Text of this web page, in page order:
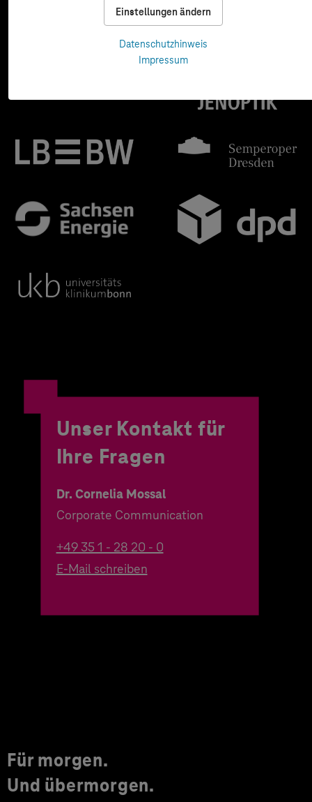
Einstellungen ändern
Datenschutzhinweis
Impressum
Unser Kontakt für
Ihre Fragen
Dr. Cornelia Mossal
Corporate Communication
+49 35 1 - 28 20 - 0
E-Mail schreiben
Für morgen.
Und übermorgen.